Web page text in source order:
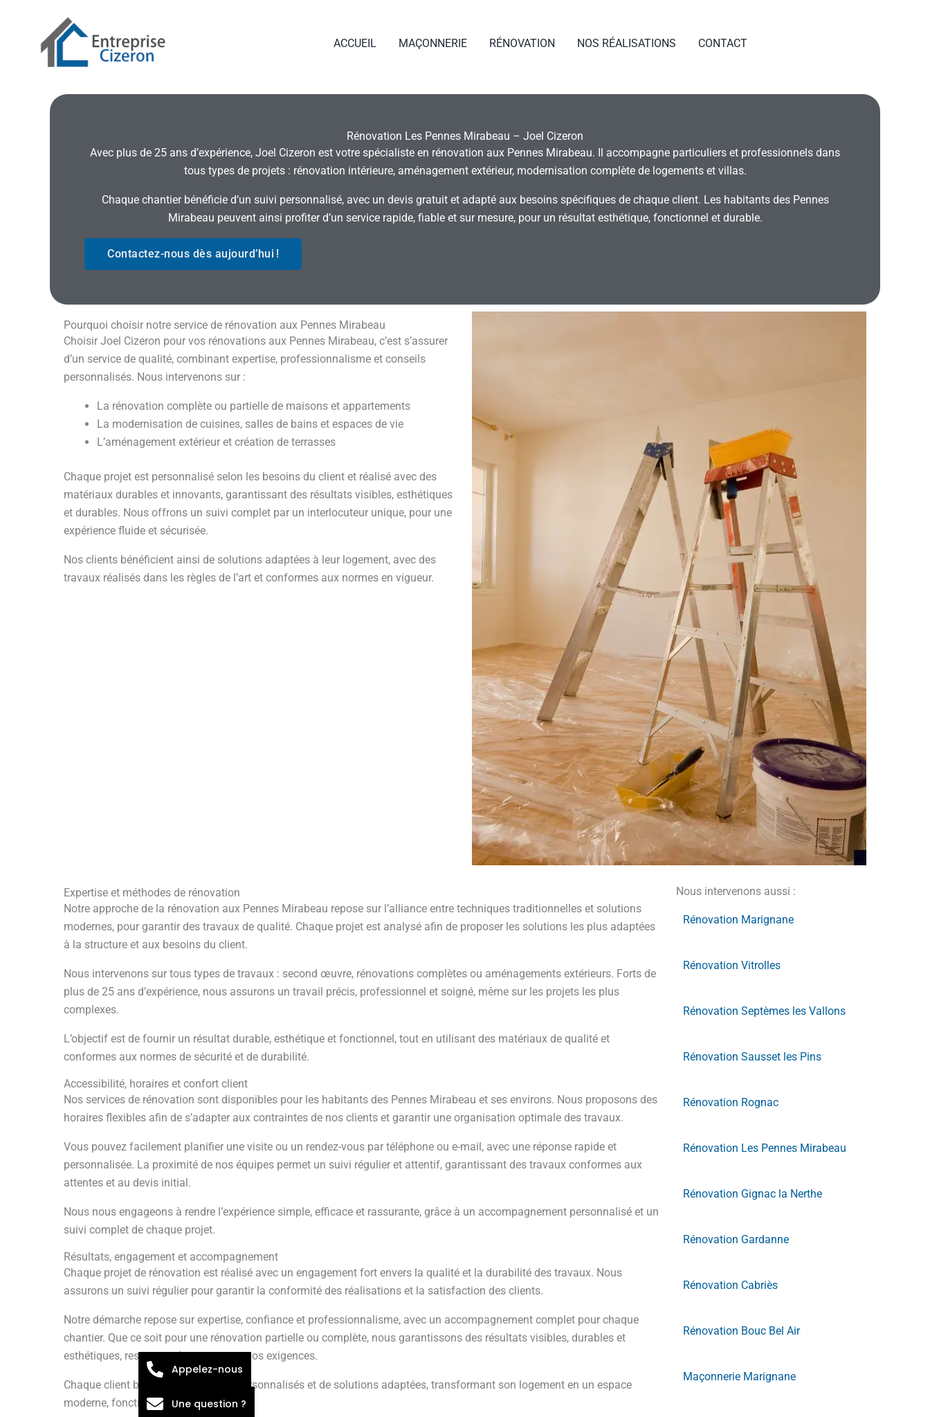
ACCUEIL MAÇONNERIE RÉNOVATION NOS RÉALISATIONS CONTACT
Rénovation Les Pennes Mirabeau – Joel Cizeron
Avec plus de 25 ans d’expérience, Joel Cizeron est votre spécialiste en rénovation aux Pennes Mirabeau. Il accompagne particuliers et professionnels dans
tous types de projets : rénovation intérieure, aménagement extérieur, modernisation complète de logements et villas.
Chaque chantier bénéficie d’un suivi personnalisé, avec un devis gratuit et adapté aux besoins spécifiques de chaque client. Les habitants des Pennes
Mirabeau peuvent ainsi profiter d’un service rapide, fiable et sur mesure, pour un résultat esthétique, fonctionnel et durable.
Contactez-nous dès aujourd’hui !
Pourquoi choisir notre service de rénovation aux Pennes Mirabeau
Choisir Joel Cizeron pour vos rénovations aux Pennes Mirabeau, c’est s’assurer
d’un service de qualité, combinant expertise, professionnalisme et conseils
personnalisés. Nous intervenons sur :
La rénovation complète ou partielle de maisons et appartements
La modernisation de cuisines, salles de bains et espaces de vie
L’aménagement extérieur et création de terrasses
Chaque projet est personnalisé selon les besoins du client et réalisé avec des
matériaux durables et innovants, garantissant des résultats visibles, esthétiques
et durables. Nous offrons un suivi complet par un interlocuteur unique, pour une
expérience fluide et sécurisée.
Nos clients bénéficient ainsi de solutions adaptées à leur logement, avec des
travaux réalisés dans les règles de l’art et conformes aux normes en vigueur.
Expertise et méthodes de rénovation
Notre approche de la rénovation aux Pennes Mirabeau repose sur l’alliance entre techniques traditionnelles et solutions
modernes, pour garantir des travaux de qualité. Chaque projet est analysé afin de proposer les solutions les plus adaptées
à la structure et aux besoins du client.
Nous intervenons sur tous types de travaux : second œuvre, rénovations complètes ou aménagements extérieurs. Forts de
plus de 25 ans d’expérience, nous assurons un travail précis, professionnel et soigné, même sur les projets les plus
complexes.
L’objectif est de fournir un résultat durable, esthétique et fonctionnel, tout en utilisant des matériaux de qualité et
conformes aux normes de sécurité et de durabilité.
Accessibilité, horaires et confort client
Nos services de rénovation sont disponibles pour les habitants des Pennes Mirabeau et ses environs. Nous proposons des
horaires flexibles afin de s’adapter aux contraintes de nos clients et garantir une organisation optimale des travaux.
Vous pouvez facilement planifier une visite ou un rendez-vous par téléphone ou e-mail, avec une réponse rapide et
personnalisée. La proximité de nos équipes permet un suivi régulier et attentif, garantissant des travaux conformes aux
attentes et au devis initial.
Nous nous engageons à rendre l’expérience simple, efficace et rassurante, grâce à un accompagnement personnalisé et un
suivi complet de chaque projet.
Résultats, engagement et accompagnement
Chaque projet de rénovation est réalisé avec un engagement fort envers la qualité et la durabilité des travaux. Nous
assurons un suivi régulier pour garantir la conformité des réalisations et la satisfaction des clients.
Notre démarche repose sur expertise, confiance et professionnalisme, avec un accompagnement complet pour chaque
chantier. Que ce soit pour une rénovation partielle ou complète, nous garantissons des résultats visibles, durables et
esthétiques, respectant les normes et vos exigences.
Chaque client bénéficie de conseils personnalisés et de solutions adaptées, transformant son logement en un espace
moderne, fonctionnel et confortable.
Nous intervenons aussi :
Rénovation Marignane
Rénovation Vitrolles
Rénovation Septèmes les Vallons
Rénovation Sausset les Pins
Rénovation Rognac
Rénovation Les Pennes Mirabeau
Rénovation Gignac la Nerthe
Rénovation Gardanne
Rénovation Cabriès
Rénovation Bouc Bel Air
Maçonnerie Marignane
Appelez-nous
Une question ?